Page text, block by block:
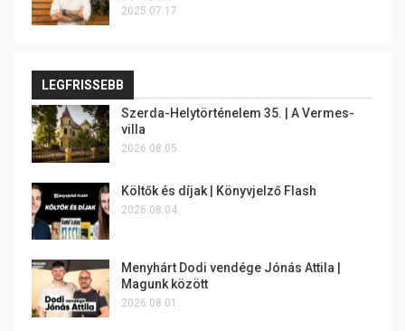
2025.07.17.
LEGFRISSEBB
Szerda-Helytörténelem 35. | A Vermes-
villa
2026.08.05.
Költők és díjak | Könyvjelző Flash
2026.08.04.
Menyhárt Dodi vendége Jónás Attila |
Magunk között
2026.08.01.